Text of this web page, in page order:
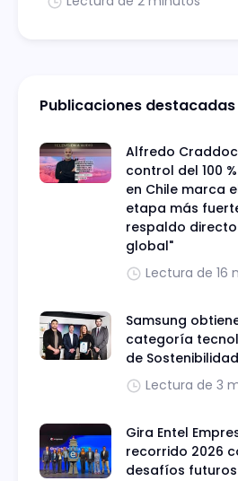
Publicaciones destacadas
Alfredo
control del 100
en Chile marca
etapa más
respaldo
global"
Lectura de 16
Samsung
categoría
de
Lectura de 3
Gira Entel
recorrido 2026
desafíos